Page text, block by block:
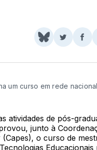
Share
BlueSkyTwitter
um curso em rede nacional
atividades de pós-
junto à
o curso de
Educacionais